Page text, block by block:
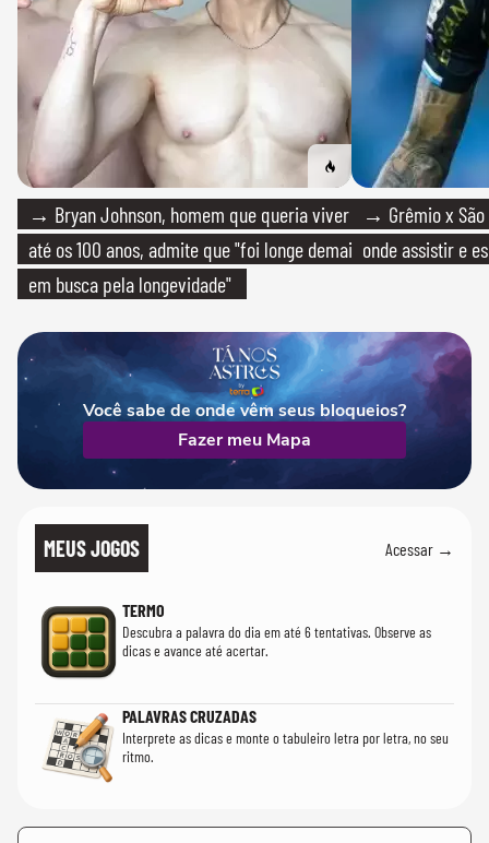
→ Bryan Johnson, homem que queria viver
até os 100 anos, admite que "foi longe demais
em busca pela longevidade"
→ Grêmio x São
onde assistir e
Você sabe de onde vêm seus bloqueios?
Fazer meu Mapa
MEUS JOGOS Acessar →
TERMO
Descubra a palavra do dia em até 6 tentativas. Observe as
dicas e avance até acertar.
PALAVRAS CRUZADAS
Interprete as dicas e monte o tabuleiro letra por letra, no seu
ritmo.